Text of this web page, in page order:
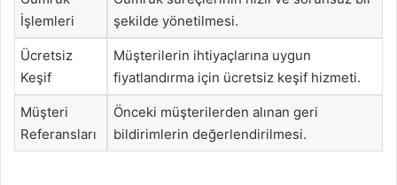
İşlemleri
şekilde yönetilmesi.
Ücretsiz
Keşif
Müşterilerin ihtiyaçlarına uygun
fiyatlandırma için ücretsiz keşif hizmeti.
Müşteri
Referansları
Önceki müşterilerden alınan geri
bildirimlerin değerlendirilmesi.